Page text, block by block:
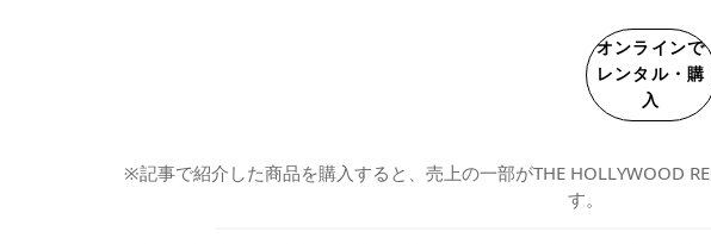
オンラインで
レンタル・購
入
※記事で紹介した商品を購入すると、売上の一部がTHE HOLLYWOOD
す。